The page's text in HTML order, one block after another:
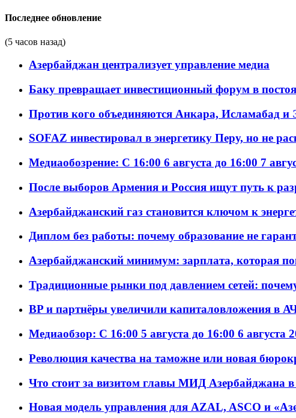
Последнее обновление
(5 часов назад)
Азербайджан централизует управление медиа
Баку превращает инвестиционный форум в
Против кого объединяются Анкара, Исламабад и
SOFAZ инвестировал в энергетику Перу, но не
Медиаобозрение: С 16:00 6 августа до 16:00 7
После выборов Армения и Россия ищут путь к
Азербайджанский газ становится ключом к
Диплом без работы: почему образование не
Азербайджанский минимум: зарплата, которая
Традиционные рынки под давлением сетей:
BP и партнёры увеличили капиталовложения в
Медиаобзор: С 16:00 5 августа до 16:00 6 августа
Революция качества на таможне или новая
Что стоит за визитом главы МИД Азербайджана
Новая модель управления для AZAL, ASCO и